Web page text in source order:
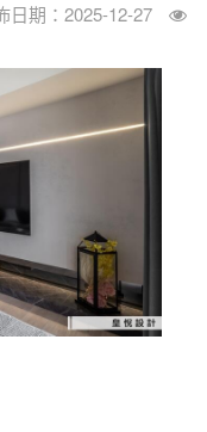
日期：2025-12-27